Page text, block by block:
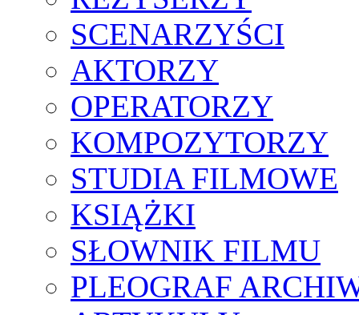
SCENARZYŚCI
AKTORZY
OPERATORZY
KOMPOZYTORZY
STUDIA FILMOWE
KSIĄŻKI
SŁOWNIK FILMU
PLEOGRAF